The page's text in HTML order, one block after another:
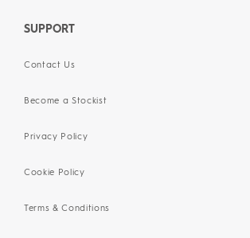
SUPPORT
Contact Us
Become a Stockist
Privacy Policy
Cookie Policy
Terms & Conditions